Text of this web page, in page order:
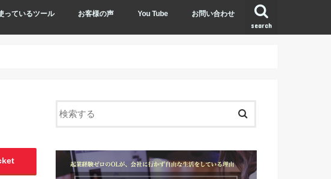
search
っているツール お客様の声 You Tube お問い合わせ